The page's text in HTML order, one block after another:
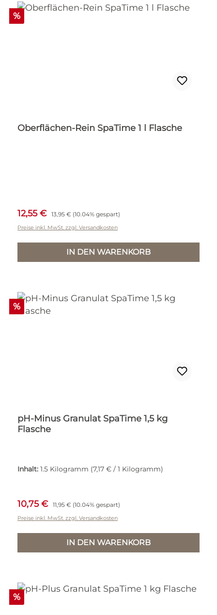
Rabatt
%
Oberflächen-Rein SpaTime 1 l Flasche
Verkaufspreis:
12,55 € Regulärer Preis:
13,95 € (10.04% gespart)
Preise inkl. MwSt. zzgl. Versandkosten
IN DEN WARENKORB
Rabatt
%
pH-Minus Granulat SpaTime 1,5 kg
Flasche
Inhalt: 1.5 Kilogramm (7,17 € / 1 Kilogramm)
Verkaufspreis:
10,75 € Regulärer Preis:
11,95 € (10.04% gespart)
Preise inkl. MwSt. zzgl. Versandkosten
IN DEN WARENKORB
Rabatt
%